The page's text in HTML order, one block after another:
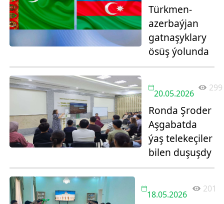
Türkmen-
azerbaýjan
gatnaşyklary
ösüş ýolunda
20.05.2026
299
Ronda Şroder
Aşgabatda
ýaş telekeçiler
bilen duşuşdy
18.05.2026
201